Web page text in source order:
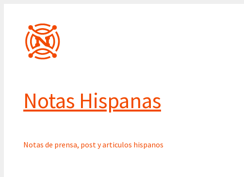
contenido
Notas Hispanas
Notas de prensa, post y articulos hispanos